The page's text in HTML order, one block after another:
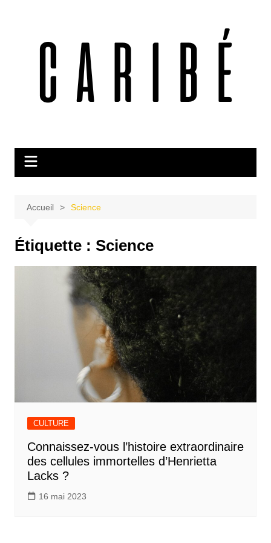
Accueil Science
Étiquette : Science
CULTURE
Connaissez-vous l’histoire extraordinaire
des cellules immortelles d’Henrietta
Lacks ?
16 mai 2023